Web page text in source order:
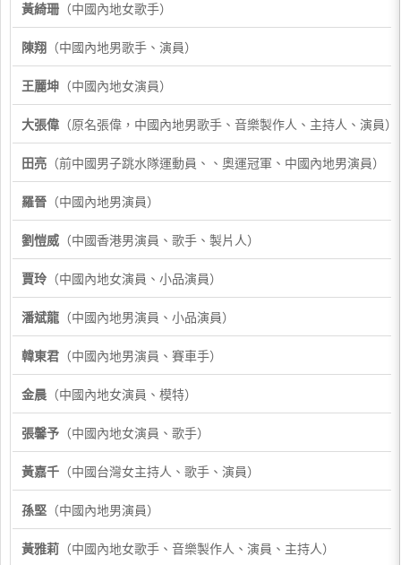
黃綺珊 （中國內地女歌手）
陳翔 （中國內地男歌手、演員）
王麗坤 （中國內地女演員）
大張偉 （原名張偉，中國內地男歌手、音樂製作人、主持人、演員）
田亮 （前中國男子跳水隊運動員、、奧運冠軍、中國內地男演員）
羅晉 （中國內地男演員）
劉愷威 （中國香港男演員、歌手、製片人）
賈玲 （中國內地女演員、小品演員）
潘斌龍 （中國內地男演員、小品演員）
韓東君 （中國內地男演員、賽車手）
金晨 （中國內地女演員、模特）
張馨予 （中國內地女演員、歌手）
黃嘉千 （中國台灣女主持人、歌手、演員）
孫堅 （中國內地男演員）
黃雅莉 （中國內地女歌手、音樂製作人、演員、主持人）